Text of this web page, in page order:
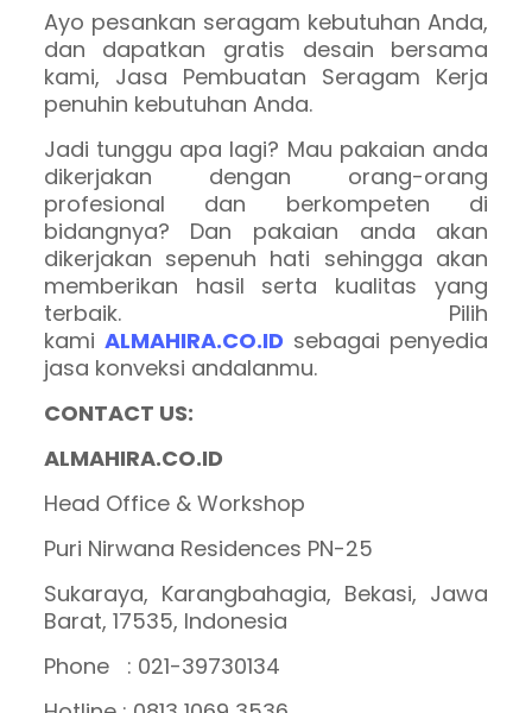
Ayo pesankan seragam kebutuhan Anda,
dan dapatkan gratis desain bersama
kami, Jasa Pembuatan Seragam Kerja
penuhin kebutuhan Anda.
Jadi tunggu apa lagi? Mau pakaian anda
dikerjakan dengan orang-orang
profesional dan berkompeten di
bidangnya? Dan pakaian anda akan
dikerjakan sepenuh hati sehingga akan
memberikan hasil serta kualitas yang
terbaik. Pilih
kami ALMAHIRA.CO.ID sebagai penyedia
jasa konveksi andalanmu.
CONTACT US:
ALMAHIRA.CO.ID
Head Office & Workshop
Puri Nirwana Residences PN-25
Sukaraya, Karangbahagia, Bekasi, Jawa
Barat, 17535, Indonesia
Phone : 021-39730134